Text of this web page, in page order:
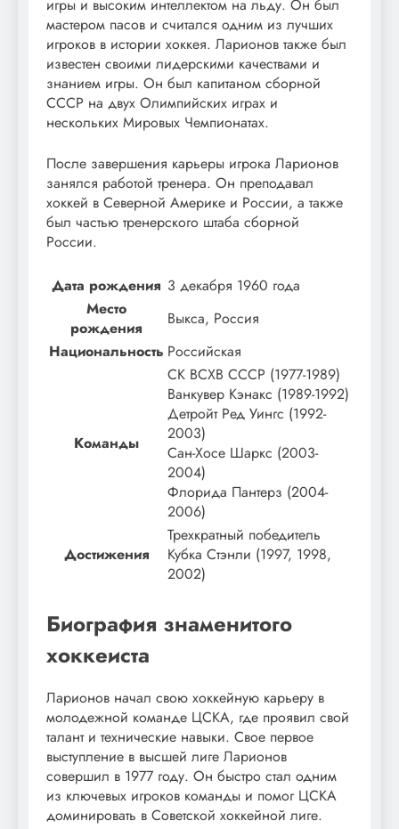
игры и высоким интеллектом на льду. Он был
мастером пасов и считался одним из лучших
игроков в истории хоккея. Ларионов также был
известен своими лидерскими качествами и
знанием игры. Он был капитаном сборной
СССР на двух Олимпийских играх и
нескольких Мировых Чемпионатах.
После завершения карьеры игрока Ларионов
занялся работой тренера. Он преподавал
хоккей в Северной Америке и России, а также
был частью тренерского штаба сборной
России.
Дата рождения 3 декабря 1960 года
Место
рождения
Выкса, Россия
Национальность Российская
Команды
CK ВСХВ СССР (1977-1989)
Ванкувер Кэнакс (1989-1992)
Детройт Ред Уингс (1992-
2003)
Сан-Хосе Шаркс (2003-
2004)
Флорида Пантерз (2004-
2006)
Достижения
Трехкратный победитель
Кубка Стэнли (1997, 1998,
2002)
Биография знаменитого
хоккеиста
Ларионов начал свою хоккейную карьеру в
молодежной команде ЦСКА, где проявил свой
талант и технические навыки. Свое первое
выступление в высшей лиге Ларионов
совершил в 1977 году. Он быстро стал одним
из ключевых игроков команды и помог ЦСКА
доминировать в Советской хоккейной лиге.